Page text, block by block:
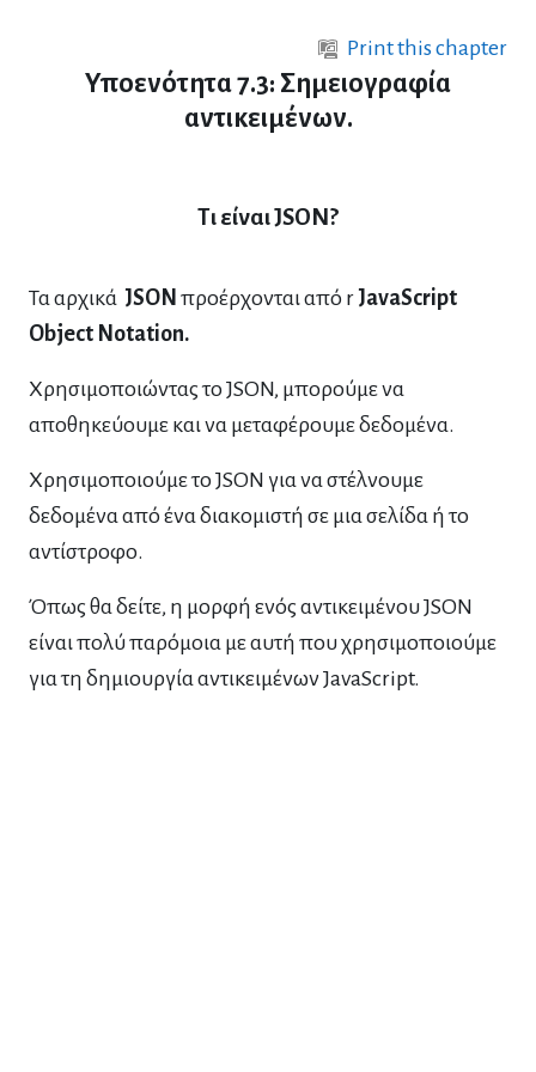
Print this chapter
Υποενότητα 7.3: Σημειογραφία
αντικειμένων.
Τι είναι JSON?
Τα αρχικά JSON προέρχονται από rJavaScript
Object Notation.
Χρησιμοποιώντας το JSON, μπορούμε να
αποθηκεύουμε και να μεταφέρουμε δεδομένα.
Χρησιμοποιούμε το JSON για να στέλνουμε
δεδομένα από ένα διακομιστή σε μια σελίδα ή το
αντίστροφο.
Όπως θα δείτε, η μορφή ενός αντικειμένου JSON
είναι πολύ παρόμοια με αυτή που χρησιμοποιούμε
για τη δημιουργία αντικειμένων JavaScript.